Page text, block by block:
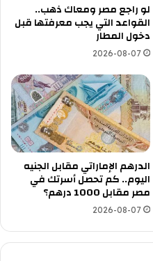
لو راجع مصر ومعاك ذهب..
القواعد التي يجب معرفتها قبل
دخول المطار
2026-08-07
الدرهم الإماراتي مقابل الجنيه
اليوم.. كم تحصل أسرتك في
مصر مقابل 1000 درهم؟
2026-08-07